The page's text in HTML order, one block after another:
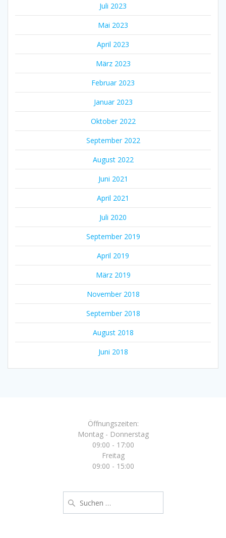
Juli 2023
Mai 2023
April 2023
März 2023
Februar 2023
Januar 2023
Oktober 2022
September 2022
August 2022
Juni 2021
April 2021
Juli 2020
September 2019
April 2019
März 2019
November 2018
September 2018
August 2018
Juni 2018
Öffnungszeiten:
Montag - Donnerstag
09:00 - 17:00
Freitag
09:00 - 15:00
nach: